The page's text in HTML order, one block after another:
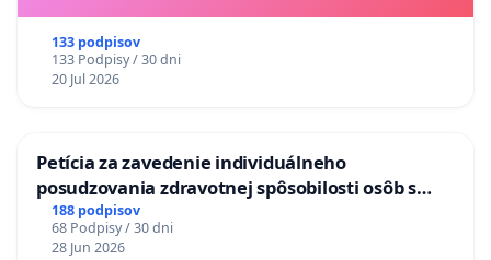
133 podpisov
133 Podpisy / 30 dni
20 Jul 2026
Petícia za zavedenie individuálneho
posudzovania zdravotnej spôsobilosti osôb s
diabetom 1. a 2. typu pri prijímaní do
Policajného zboru SR
188 podpisov
68 Podpisy / 30 dni
28 Jun 2026